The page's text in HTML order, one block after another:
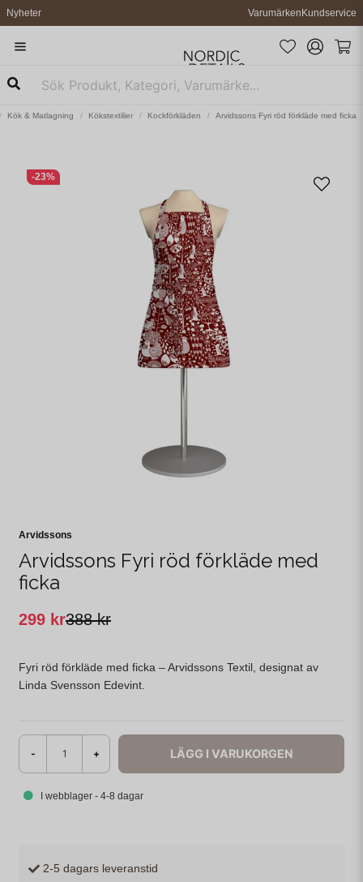
Nyheter VarumärkenKundservice
Kök & Matlagning Kökstextilier Kockförkläden Arvidssons Fyri röd förkläde med ficka
-23%
Arvidssons
Arvidssons Fyri röd förkläde med
ficka
388 kr
299 kr
Fyri röd förkläde med ficka – Arvidssons Textil, designat av
Linda Svensson Edevint.
- + LÄGG I VARUKORGEN
I webblager - 4-8 dagar
2-5 dagars leveranstid